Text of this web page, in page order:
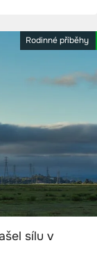
Rodinné příběhy
sílu v